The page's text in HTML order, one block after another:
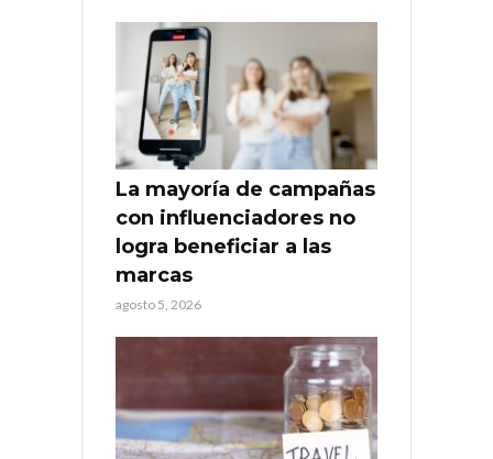
La mayoría de campañas
con influenciadores no
logra beneficiar a las
marcas
agosto 5, 2026